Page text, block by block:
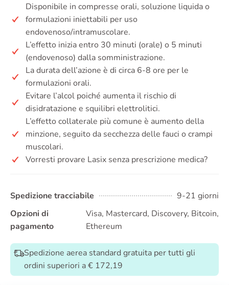
Disponibile in compresse orali, soluzione liquida o
formulazioni iniettabili per uso
endovenoso/intramuscolare.
L’effetto inizia entro 30 minuti (orale) o 5 minuti
(endovenoso) dalla somministrazione.
La durata dell’azione è di circa 6-8 ore per le
formulazioni orali.
Evitare l’alcol poiché aumenta il rischio di
disidratazione e squilibri elettrolitici.
L’effetto collaterale più comune è aumento della
minzione, seguito da secchezza delle fauci o crampi
muscolari.
Vorresti provare Lasix senza prescrizione medica?
Spedizione tracciabile
9-21 giorni
Opzioni di
pagamento
Visa, Mastercard, Discovery, Bitcoin,
Ethereum
Spedizione aerea standard gratuita per tutti gli
ordini superiori a € 172,19